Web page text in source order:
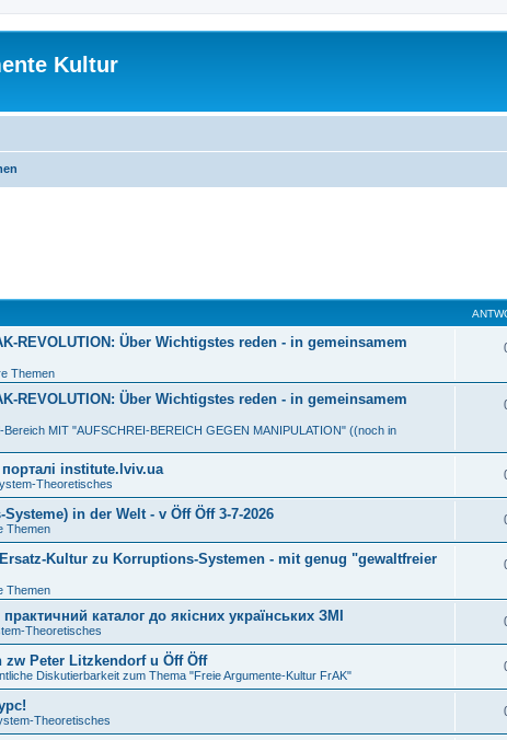
Kultur
REVOLUTION: Über Wichtigstes reden - in gemeinsamem
Themen
REVOLUTION: Über Wichtigstes reden - in gemeinsamem
Bereich MIT "AUFSCHREI-BEREICH GEGEN MANIPULATION" ((noch in
institute.lviv.ua
Theoretisches
in der Welt - v Öff Öff 3-7-2026
Themen
Kultur zu Korruptions-Systemen - mit genug "gewaltfreier
Themen
каталог до якісних українських ЗМІ
Theoretisches
zw Peter Litzkendorf u Öff Öff
Diskutierbarkeit zum Thema "Freie Argumente-Kultur FrAK"
Theoretisches